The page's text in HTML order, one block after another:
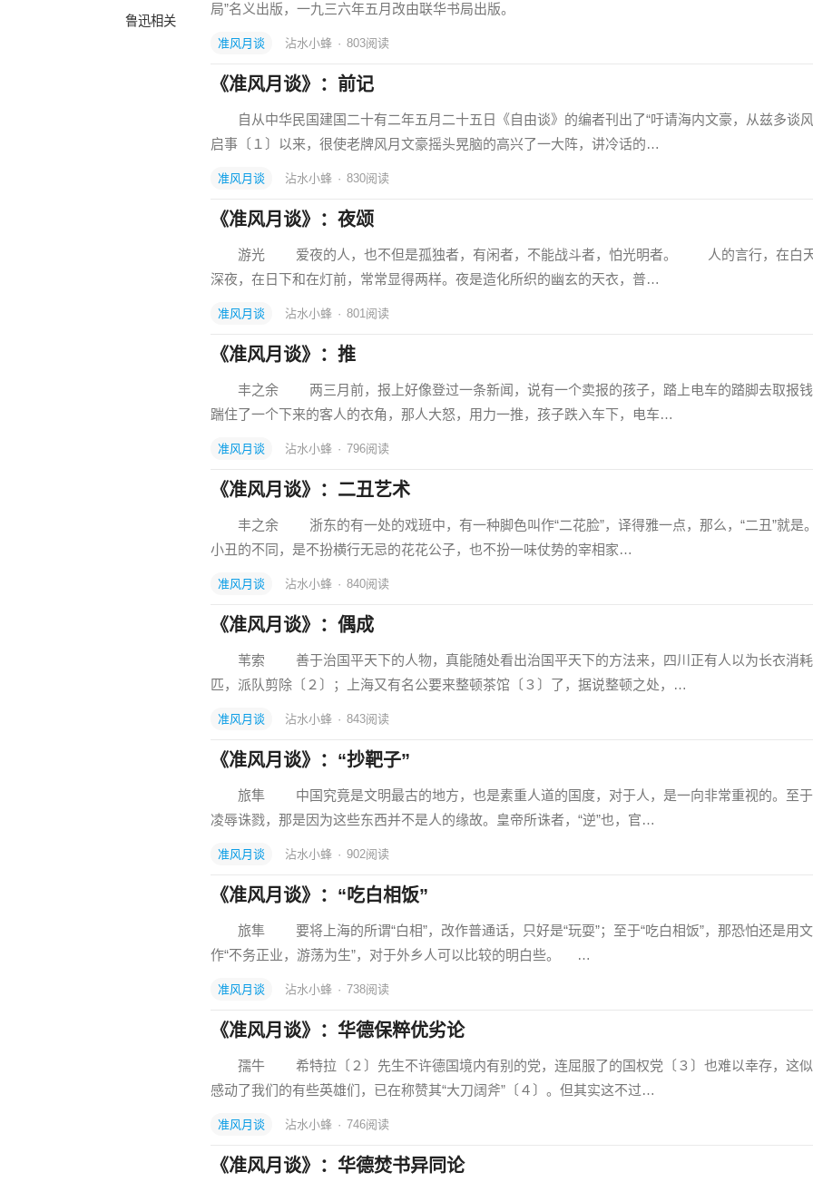
鲁迅相关
局”名义出版，一九三六年五月改由联华书局出版。
准风月谈 沾水小蜂 · 803阅读
《准风月谈》：前记
自从中华民国建国二十有二年五月二十五日《自由谈》的编者刊出了“吁请海内文豪，从兹多谈风
启事〔１〕以来，很使老牌风月文豪摇头晃脑的高兴了一大阵，讲冷话的…
准风月谈 沾水小蜂 · 830阅读
《准风月谈》：夜颂
游光 爱夜的人，也不但是孤独者，有闲者，不能战斗者，怕光明者。 人的言行，在白
深夜，在日下和在灯前，常常显得两样。夜是造化所织的幽玄的天衣，普…
准风月谈 沾水小蜂 · 801阅读
《准风月谈》：推
丰之余 两三月前，报上好像登过一条新闻，说有一个卖报的孩子，踏上电车的踏脚去取报
踹住了一个下来的客人的衣角，那人大怒，用力一推，孩子跌入车下，电车…
准风月谈 沾水小蜂 · 796阅读
《准风月谈》：二丑艺术
丰之余 浙东的有一处的戏班中，有一种脚色叫作“二花脸”，译得雅一点，那么，“二丑”就是
小丑的不同，是不扮横行无忌的花花公子，也不扮一味仗势的宰相家…
准风月谈 沾水小蜂 · 840阅读
《准风月谈》：偶成
苇索 善于治国平天下的人物，真能随处看出治国平天下的方法来，四川正有人以为长衣消
匹，派队剪除〔２〕；上海又有名公要来整顿茶馆〔３〕了，据说整顿之处，…
准风月谈 沾水小蜂 · 843阅读
《准风月谈》：“抄靶子”
旅隼 中国究竟是文明最古的地方，也是素重人道的国度，对于人，是一向非常重视的。至于
凌辱诛戮，那是因为这些东西并不是人的缘故。皇帝所诛者，“逆”也，官…
准风月谈 沾水小蜂 · 902阅读
《准风月谈》：“吃白相饭”
旅隼 要将上海的所谓“白相”，改作普通话，只好是“玩耍”；至于“吃白相饭”，那恐怕还是用
作“不务正业，游荡为生”，对于外乡人可以比较的明白些。 …
准风月谈 沾水小蜂 · 738阅读
《准风月谈》：华德保粹优劣论
孺牛 希特拉〔２〕先生不许德国境内有别的党，连屈服了的国权党〔３〕也难以幸存，这
感动了我们的有些英雄们，已在称赞其“大刀阔斧”〔４〕。但其实这不过…
准风月谈 沾水小蜂 · 746阅读
《准风月谈》：华德焚书异同论